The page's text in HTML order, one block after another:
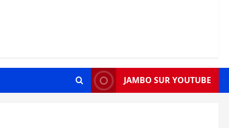
JAMBO SUR YOUTUBE